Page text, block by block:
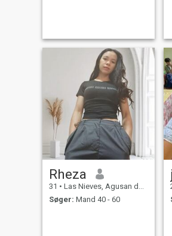
Rheza
31 • Las Nieves, Agusan del Norte, Filippinerne
Søger: Mand 40 - 60